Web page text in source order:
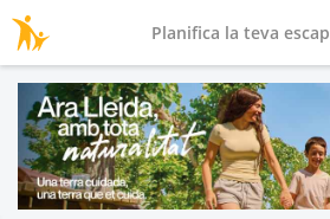
Planifica la teva